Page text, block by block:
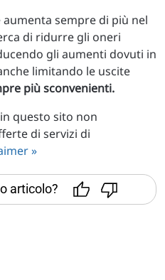
sempre di più nel
di ridurre gli oneri
gli aumenti dovuti in
limitando le uscite
più sconvenienti.
questo sito non
di servizi di
»
articolo?